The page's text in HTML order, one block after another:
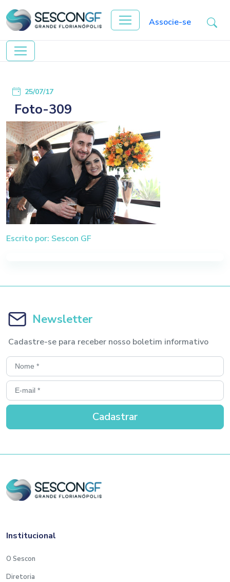
Associe-se
25/07/17
Foto-309
Escrito por: Sescon GF
Newsletter
Cadastre-se para receber nosso boletim informativo
Institucional
O Sescon
Diretoria